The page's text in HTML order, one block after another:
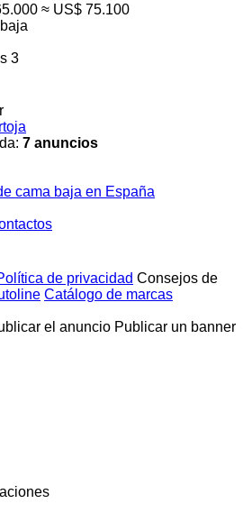
≈ US$ 75.100
3
7 anuncios
cama baja en España
de privacidad Consejos de
Catálogo de marcas
el anuncio Publicar un banner